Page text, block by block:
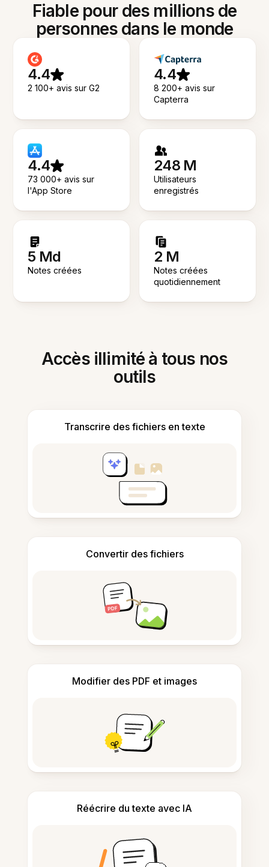
Fiable pour des millions de
personnes dans le monde
4.4
2 100+ avis sur G2
4.4
8 200+ avis sur
Capterra
4.4
73 000+ avis sur
l'App Store
248 M
Utilisateurs
enregistrés
5 Md
Notes créées
2 M
Notes créées
quotidiennement
Accès illimité à tous nos
outils
Transcrire des fichiers en texte
Convertir des fichiers
Modifier des PDF et images
Réécrire du texte avec IA